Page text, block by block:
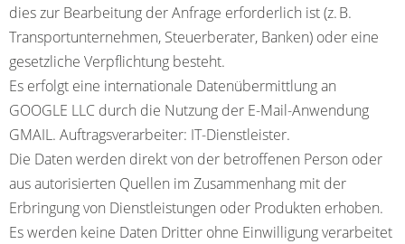
dies zur Bearbeitung der Anfrage erforderlich ist (z. B.
Transportunternehmen, Steuerberater, Banken) oder eine
gesetzliche Verpflichtung besteht.
Es erfolgt eine internationale Datenübermittlung an
GOOGLE LLC durch die Nutzung der E-Mail-Anwendung
GMAIL. Auftragsverarbeiter: IT-Dienstleister.
Die Daten werden direkt von der betroffenen Person oder
aus autorisierten Quellen im Zusammenhang mit der
Erbringung von Dienstleistungen oder Produkten erhoben.
Es werden keine Daten Dritter ohne Einwilligung verarbeitet